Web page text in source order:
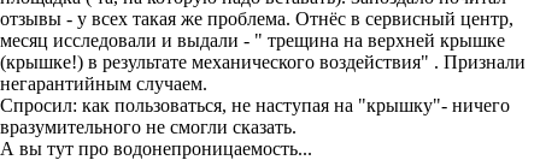
отзывы - у всех такая же проблема. Отнёс в сервисный центр,
месяц исследовали и выдали - " трещина на верхней крышке
(крышке!) в результате механического воздействия" . Признали
негарантийным случаем.
Спросил: как пользоваться, не наступая на "крышку"- ничего
вразумительного не смогли сказать.
А вы тут про водонепроницаемость...